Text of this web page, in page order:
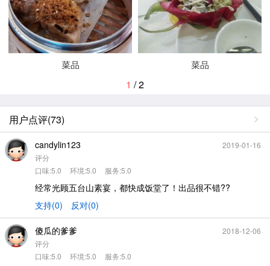
菜品 菜品
1 / 2
用户点评(73)
candylin123
2019-01-16
评分
口味:5.0
环境:5.0 服务:5.0
经常光顾五台山素宴，都快成饭堂了！出品很不错??
支持(0)
反对(0)
傻瓜的爹爹
2018-12-06
评分
口味:5.0
环境:5.0 服务:5.0